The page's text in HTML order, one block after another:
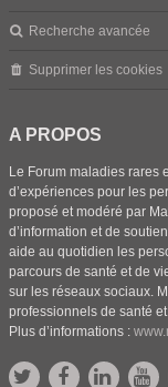
Recherche avancée
Supprimer les cookies
A PROPOS
Le Forum maladies rares
d’expériences pour les
proposé et modéré par
d’information et de
aide au quotidien les
parcours de santé et de
sur les réseaux sociaux.
professionnels de santé
Plus d’informations :